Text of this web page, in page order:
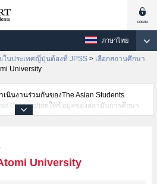
ภาษาไทย
นประเทศญี่ปุ่นต้องที่ JPSS > เลือกสถานศึกษา
University
เนินงานร่วมกันของThe Asian Students
Corporationให้ข้อมูลของสถาบันการศึกษา
ย・วิทยาลัยระดับอนุปริญญา・วิทยาลัย
หรือGraduate school of Management
อมูลการสอบคัดเลือกเข้าศึกษาเช่นจำนวนคน
อบคัดเลือกเป็นต้น,แนะนำสถานที่,การเดิน
University